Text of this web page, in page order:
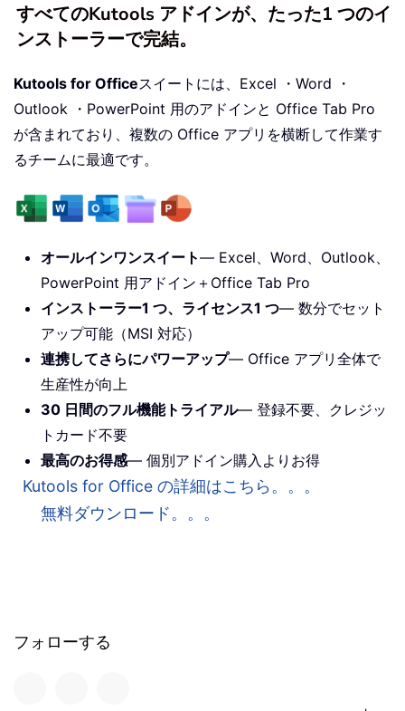
すべてのKutools アドインが、たった1 つのイ
ンストーラーで完結。
Kutools for Officeスイートには、Excel ・Word ・
Outlook ・PowerPoint 用のアドインと Office Tab Pro
が含まれており、複数の Office アプリを横断して作業す
るチームに最適です。
オールインワンスイート— Excel、Word、Outlook、
PowerPoint 用アドイン＋Office Tab Pro
インストーラー1 つ、ライセンス1 つ— 数分でセット
アップ可能（MSI 対応）
連携してさらにパワーアップ— Office アプリ全体で
生産性が向上
30 日間のフル機能トライアル— 登録不要、クレジッ
トカード不要
最高のお得感— 個別アドイン購入よりお得
Kutools for Office の詳細はこちら。。。
無料ダウンロード。。。
フォローする